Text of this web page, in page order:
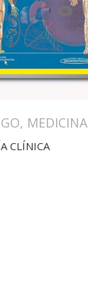
, MEDICINA
CLÍNICA